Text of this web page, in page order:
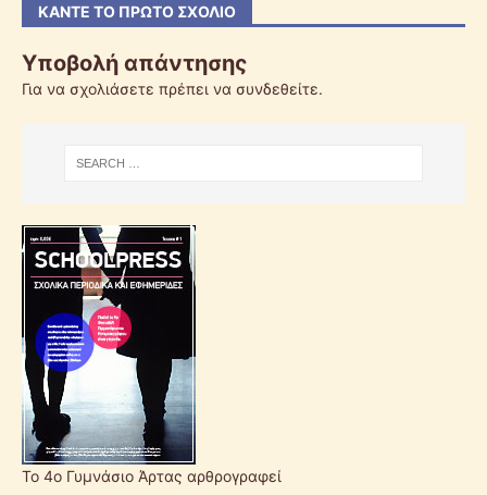
ΚΆΝΤΕ ΤΟ ΠΡΏΤΟ ΣΧΌΛΙΟ
Υποβολή απάντησης
Για να σχολιάσετε πρέπει να συνδεθείτε.
Το 4ο Γυμνάσιο Άρτας αρθρογραφεί